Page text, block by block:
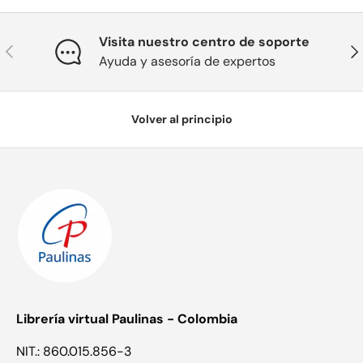
Anterior
Visita nuestro centro de soporte
Ayuda y asesoría de expertos
Volver al principio
Librería virtual Paulinas - Colombia
NIT.: 860.015.856-3